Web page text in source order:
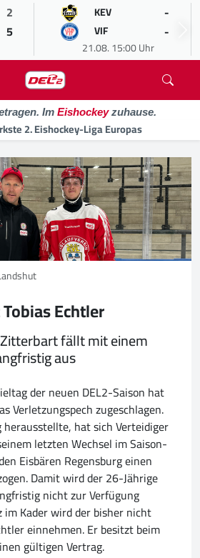
2
5
KEV -
VIF -
21.08. 15:00 Uhr
Im Eishockeyzuhause.
2. Eishockey-Liga Europas
Echtler
fällt mit einem
aus
der neuen DEL2-Saison hat
Verletzungspech zugeschlagen.
hat sich Verteidiger
letzten Wechsel im Saison-
Eisbären Regensburg einen
Damit wird der 26-Jährige
nicht zur Verfügung
im Kader wird der bisher nicht
einnehmen. Er besitzt beim
gültigen Vertrag.